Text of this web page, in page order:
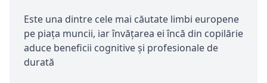
Este una dintre cele mai căutate limbi europene
pe piața muncii, iar învățarea ei încă din copilărie
aduce beneficii cognitive și profesionale de
durată